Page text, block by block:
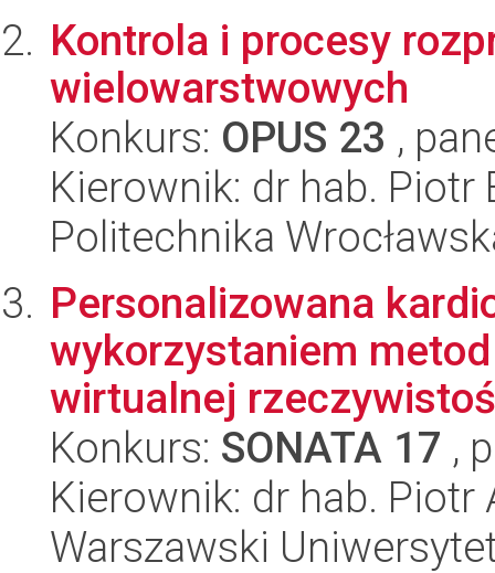
Kontrola i procesy
wielowarstwowych
Konkurs: OPUS 23 ,
Kierownik: dr hab. Piotr
Politechnika
Personalizowana
wykorzystaniem
wirtualnej
Konkurs: SONATA 17 ,
Kierownik: dr hab. Piotr
Warszawski